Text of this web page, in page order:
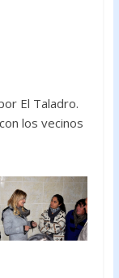
El Taladro.
los vecinos